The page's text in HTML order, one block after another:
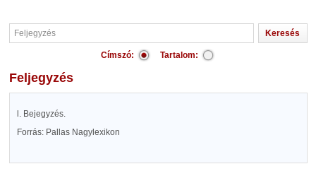
Címszó: Tartalom:
Feljegyzés
l. Bejegyzés.
Forrás: Pallas Nagylexikon